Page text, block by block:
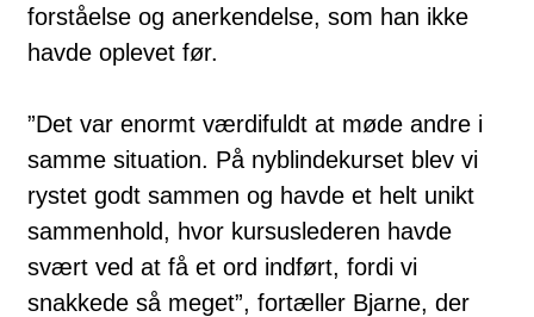
forståelse og anerkendelse, som han ikke
havde oplevet før.
”Det var enormt værdifuldt at møde andre i
samme situation. På nyblindekurset blev vi
rystet godt sammen og havde et helt unikt
sammenhold, hvor kursuslederen havde
svært ved at få et ord indført, fordi vi
snakkede så meget”, fortæller Bjarne, der